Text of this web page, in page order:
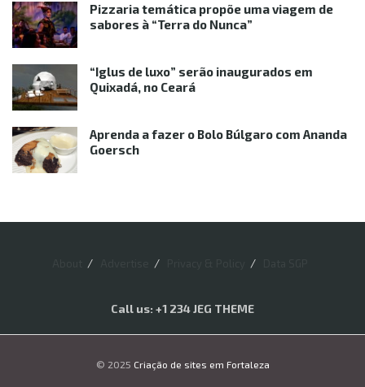
Pizzaria temática propõe uma viagem de
sabores à “Terra do Nunca”
“Iglus de luxo” serão inaugurados em
Quixadá, no Ceará
Aprenda a fazer o Bolo Búlgaro com Ananda
Goersch
Call us: +1 234 JEG THEME
© 2025 Criação de sites em Fortaleza